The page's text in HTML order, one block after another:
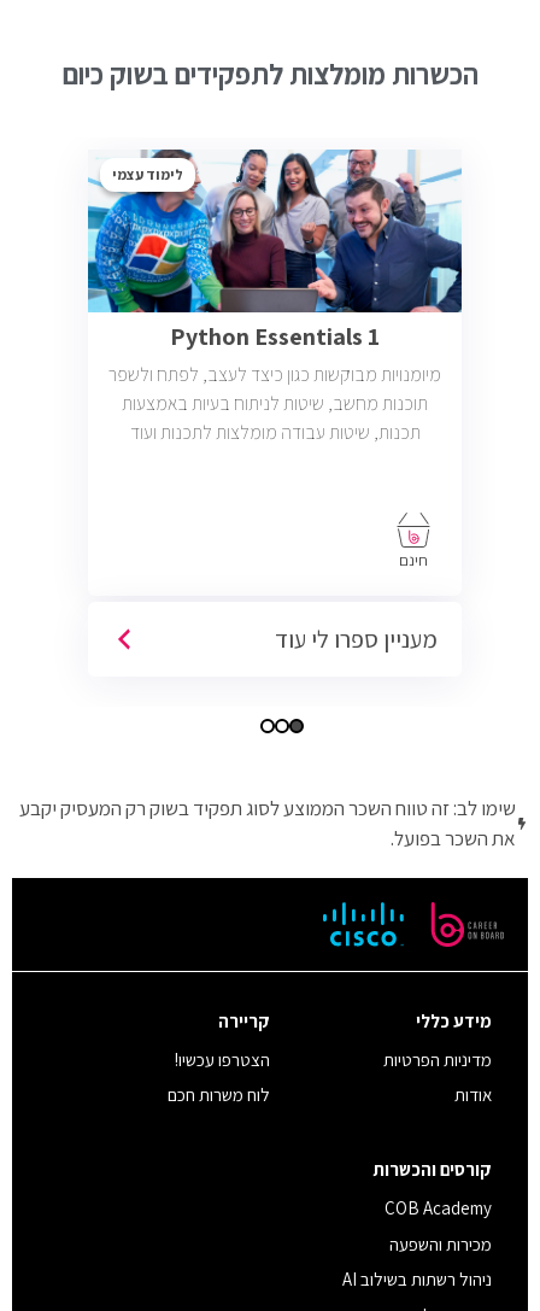
הכשרות מומלצות לתפקידים בשוק כיום
לימוד עצמי
Python Essentials 1
מיומנויות מבוקשות כגון כיצד לעצב, לפתח ולשפר
תוכנות מחשב, שיטות לניתוח בעיות באמצעות
תכנות, שיטות עבודה מומלצות לתכנות ועוד
חינם
מעניין ספרו לי עוד
שימו לב: זה טווח השכר הממוצע לסוג תפקיד בשוק רק המעסיק יקבע
את השכר בפועל.
מידע כללי
מדיניות הפרטיות
אודות
קריירה
הצטרפו עכשיו!
לוח משרות חכם
קורסים והכשרות
COB Academy
מכירות והשפעה
ניהול רשתות בשילוב AI